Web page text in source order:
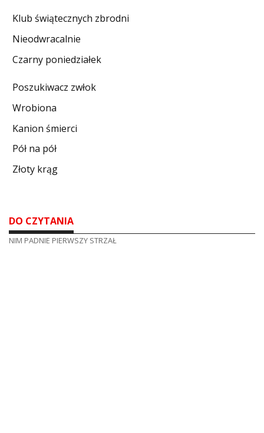
Klub świątecznych zbrodni
Nieodwracalnie
Czarny poniedziałek
Poszukiwacz zwłok
Wrobiona
Kanion śmierci
Pół na pół
Złoty krąg
DO CZYTANIA
NIM PADNIE PIERWSZY STRZAŁ